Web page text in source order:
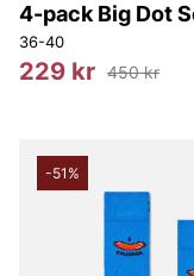
4-pack Big Dot
Gift Set
36-40
229 kr 450 kr
-51%